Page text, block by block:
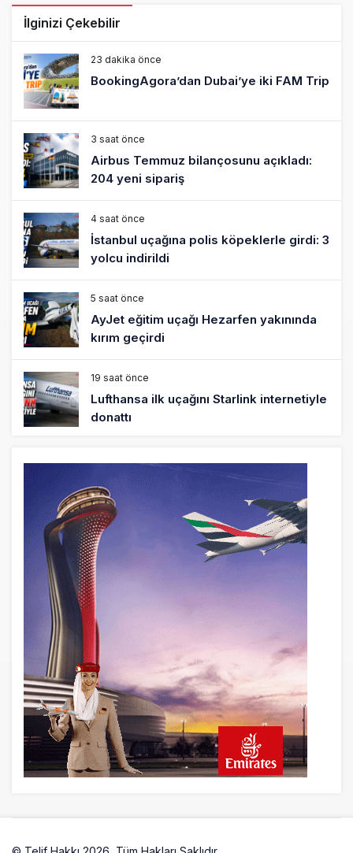
İlginizi Çekebilir
23 dakika önce
BookingAgora’dan Dubai’ye iki FAM Trip
3 saat önce
Airbus Temmuz bilançosunu açıkladı:
204 yeni sipariş
4 saat önce
İstanbul uçağına polis köpeklerle girdi: 3
yolcu indirildi
5 saat önce
AyJet eğitim uçağı Hezarfen yakınında
kırım geçirdi
19 saat önce
Lufthansa ilk uçağını Starlink internetiyle
donattı
Norwegian Uçağına Polis Müdahalesi
21 saat önce
British Airways A380 seferlerini yüzde
28 azaltıyor
22 saat önce
Çiti aştı, bakım uçağına girdi: Uyurken
yakalandı
23 saat önce
İki hayalet uçak, iki farklı görev: F-117 ve
B-2